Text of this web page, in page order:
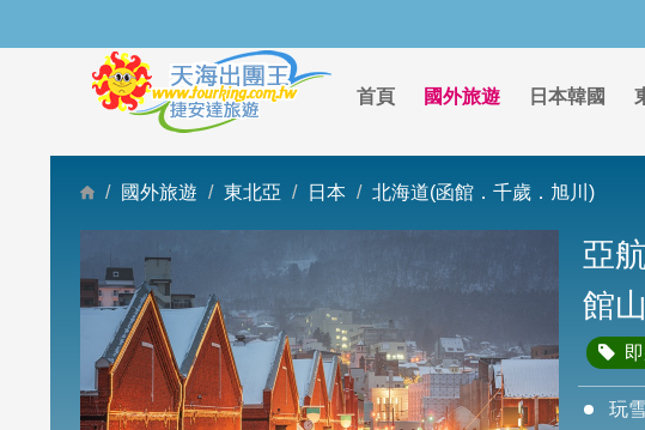
首頁 國外旅遊 日本韓國
國外旅遊 東北亞 日本 北海道(函館．千歲．旭川)
亞
館
玩